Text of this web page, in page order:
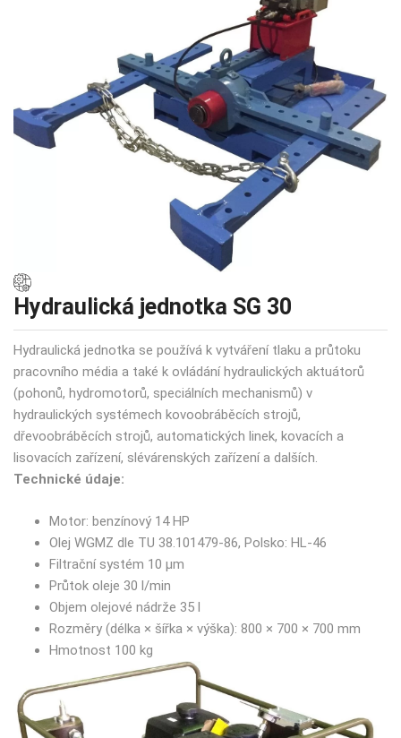
Hydraulická jednotka SG 30
Hydraulická jednotka se používá k vytváření tlaku a průtoku
pracovního média a také k ovládání hydraulických aktuátorů
(pohonů, hydromotorů, speciálních mechanismů) v
hydraulických systémech kovoobráběcích strojů,
dřevoobráběcích strojů, automatických linek, kovacích a
lisovacích zařízení, slévárenských zařízení a dalších.
Technické údaje:
Motor: benzínový 14 HP
Olej WGMZ dle TU 38.101479-86, Polsko: HL-46
Filtrační systém 10 µm
Průtok oleje 30 l/min
Objem olejové nádrže 35 l
Rozměry (délka × šířka × výška): 800 × 700 × 700 mm
Hmotnost 100 kg